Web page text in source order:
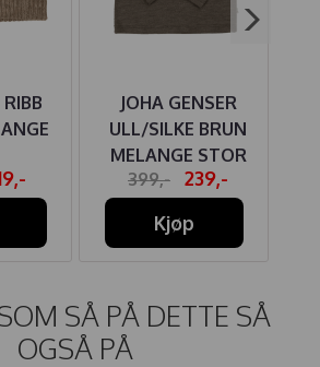
RIBB
JOHA GENSER
ULL/SILKE BRUN
MELANGE STOR
399,-
239,-
Kjøp
SÅ PÅ DETTE SÅ
OGSÅ PÅ